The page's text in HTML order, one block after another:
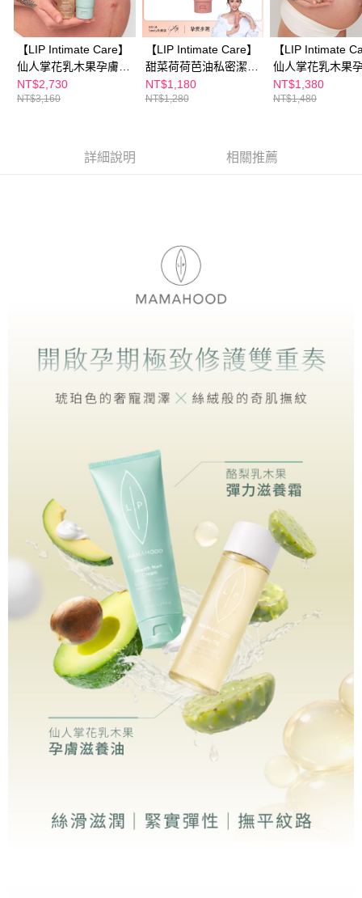
１．透過由恩沛科技股份有限公司提供之「AFTEE先享後付」服務完成之交
易，需依本服務之必要範圍內提供個人資料，並將交易相關給付款項請求債
權轉讓予恩沛科技股份有限公司。
２．關於個人資料處理事宜，請瀏覽以下網址：
https://aftee.tw/terms/#terms3
３．未成年的使用者請事先徵得法定代理人或監護人之同意方可使用
「AFTEE先享後付」，若未經同意申辦者引起之損失，本公司不負相關責
請求用戶進行身份認證。
５．嚴禁一人註冊多個帳號或使用他人資訊註冊。若發現惡意使用之情形，
每筆NT$100，滿NT$600(含以上)免運費
付款後7-11取貨
每筆NT$100，滿NT$600(含以上)免運費
宅配
每筆NT$150，滿NT$1,500(含以上)免運費
【LIP Intimate Care】
仙人掌花乳木果孕膚滋
養油100ml+酪梨乳木
果彈力滋養霜125ml
NT$2,730
NT$3,160
【LIP Intimate Care】
甜菜荷荷芭油私密潔膚
乳125ml
NT$1,180
NT$1,280
【LIP Intimate
仙人掌花乳木果
養油100ml
NT$1,380
NT$1,480
詳細說明 相關推薦